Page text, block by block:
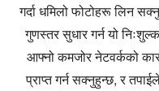
गर्दा धमिलो फोटोहरू लिन
गुणस्तर सुधार गर्न यो
आफ्नो कमजोर नेटवर्कको
प्राप्त गर्न सक्नुहुन्छ, र